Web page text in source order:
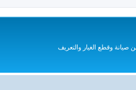
صيانة وقطع الغيار والتعريف